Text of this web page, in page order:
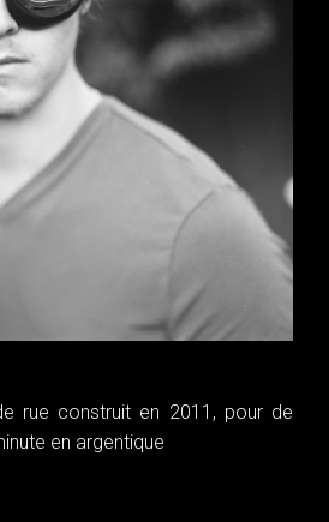
rue construit en 2011, pour de
en argentique